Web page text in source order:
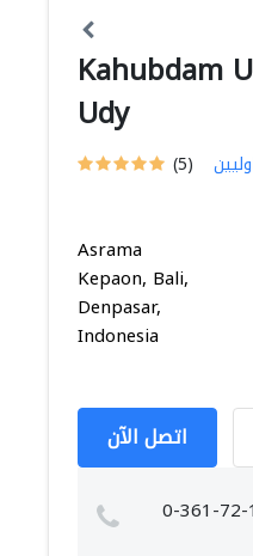
Kahubdam
Udy
(5)
Asrama
Kepaon, Bali,
Denpasar,
Indonesia
اتصل الآن
0-361-